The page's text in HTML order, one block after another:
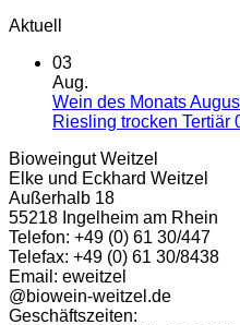
Aktuell
03
Aug.
Wein des Monats
Riesling trocken Tertiär
Bioweingut Weitzel
Elke und Eckhard Weitzel
Außerhalb 18
55218 Ingelheim am Rhein
Telefon: +49 (0) 61 30/447
Telefax: +49 (0) 61 30/8438
Email: eweitzel
@biowein-weitzel.de
Geschäftszeiten: